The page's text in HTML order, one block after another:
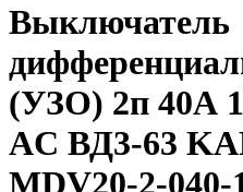
Выключатель
(УЗО) 2п 40А
AC ВД3-63
MDV20-2-040-